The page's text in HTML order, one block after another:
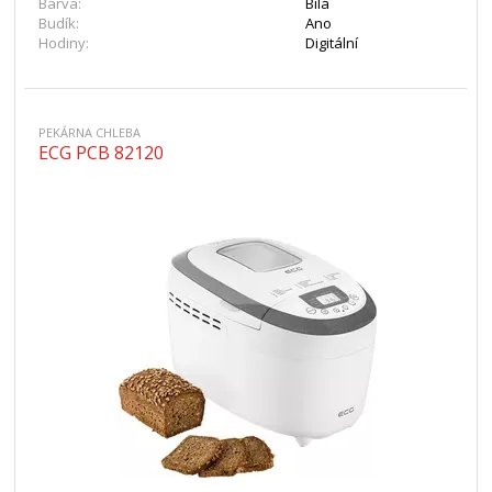
Budík:
Ano
Hodiny:
Digitální
PEKÁRNA CHLEBA
ECG PCB 82120